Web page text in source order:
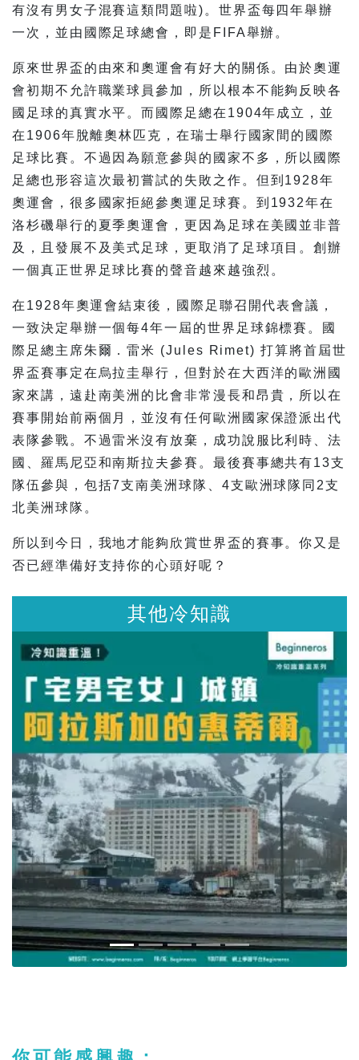
有沒有男女子混賽這類問題啦)。世界盃每四年舉辦
一次，並由國際足球總會，即是FIFA舉辦。
原來世界盃的由來和奧運會有好大的關係。由於奧運
會初期不允許職業球員參加，所以根本不能夠反映各
國足球的真實水平。而國際足總在1904年成立，並
在1906年脫離奧林匹克，在瑞士舉行國家間的國際
足球比賽。不過因為願意參與的國家不多，所以國際
足總也形容這次最初嘗試的失敗之作。但到1928年
奧運會，很多國家拒絕參奧運足球賽。到1932年在
洛杉磯舉行的夏季奧運會，更因為足球在美國並非普
及，且發展不及美式足球，更取消了足球項目。創辦
一個真正世界足球比賽的聲音越來越強烈。
在1928年奧運會結束後，國際足聯召開代表會議，
一致決定舉辦一個每4年一屆的世界足球錦標賽。國
際足總主席朱爾．雷米 (Jules Rimet) 打算將首屆世
界盃賽事定在烏拉圭舉行，但對於在大西洋的歐洲國
家來講，遠赴南美洲的比會非常漫長和昂貴，所以在
賽事開始前兩個月，並沒有任何歐洲國家保證派出代
表隊參戰。不過雷米沒有放棄，成功說服比利時、法
國、羅馬尼亞和南斯拉夫參賽。最後賽事總共有13支
隊伍參與，包括7支南美洲球隊、4支歐洲球隊同2支
北美洲球隊。
所以到今日，我地才能夠欣賞世界盃的賽事。你又是
否已經準備好支持你的心頭好呢？
其他冷知識